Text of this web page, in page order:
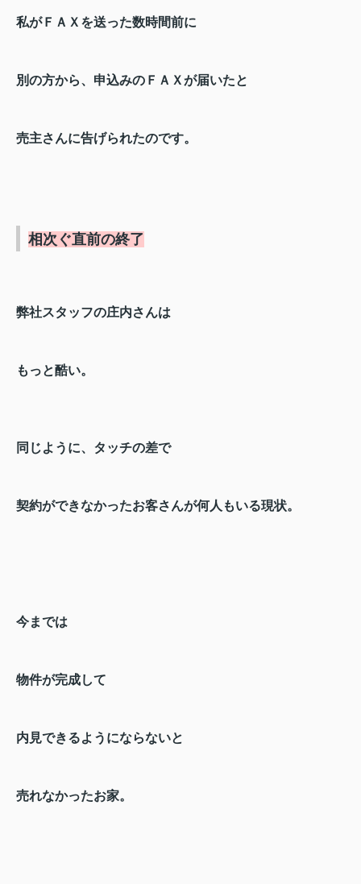
私がＦＡＸを送った数時間前に
別の方から、申込みのＦＡＸが届いたと
売主さんに告げられたのです。
相次ぐ直前の終了
弊社スタッフの庄内さんは
もっと酷い。
同じように、タッチの差で
契約ができなかったお客さんが何人もいる現状。
今までは
物件が完成して
内見できるようにならないと
売れなかったお家。